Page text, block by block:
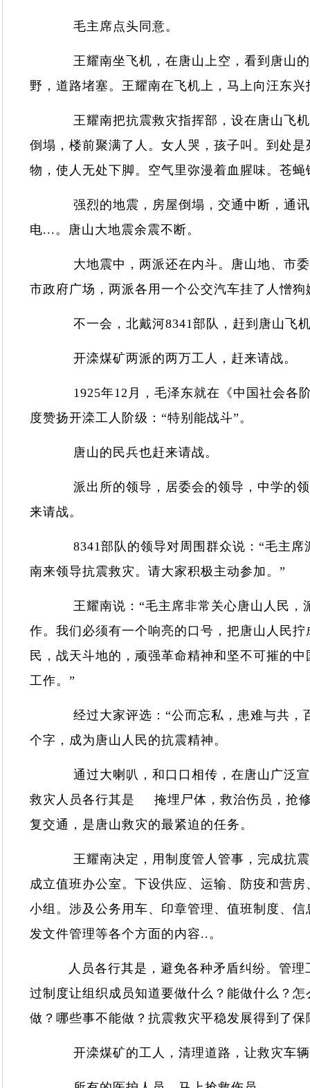
毛主席点头同意。
王耀南坐飞机，在唐山上空，看到唐山的
野，道路堵塞。王耀南在飞机上，马上向汪
王耀南把抗震救灾指挥部，设在唐山飞机
倒塌，楼前聚满了人。女人哭，孩子叫。到处
物，使人无处下脚。空气里弥漫着血腥味。
强烈的地震，房屋倒塌，交通中断，通讯
电...。唐山大地震余震不断。
大地震中，两派还在内斗。唐山地、市委
市政府广场，两派各用一个公交汽车挂了人憎
不一会，北戴河8341部队，赶到唐山飞
开滦煤矿两派的两万工人，赶来请战
1925年12月，毛泽东就在《中国社会各阶
度赞扬开滦工人阶级：“特别能战斗”。
唐山的民兵也赶来请战。
派出所的领导，居委会的领导，中学的领
来请战。
8341部队的领导对周围群众说：“毛主席
南来领导抗震救灾。请大家积极主动参加。”
王耀南说：“毛主席非常关心唐山人民，派
作。我们必须有一个响亮的口号，把唐山人民
民，战天斗地的，顽强革命精神和坚不可摧的
工作。”
经过大家评选：“公而忘私，患难与共，百
个字，成为唐山人民的抗震精神。
通过大喇叭，和口口相传，在唐山广泛
救灾人员各行其是 掩埋尸体，救治伤员，抢
复交通，是唐山救灾的最紧迫的任务。
王耀南决定，用制度管人管事，完成抗震
成立值班办公室。下设供应、运输、防疫和营
小组。涉及公务用车、印章管理、值班制度、
发文件管理等各个方面的内容..。
人员各行其是，避免各种矛盾纠纷。管理
过制度让组织成员知道要做什么？能做什么？
做？哪些事不能做？抗震救灾平稳发展得到
开滦煤矿的工人，清理道路，让救灾车